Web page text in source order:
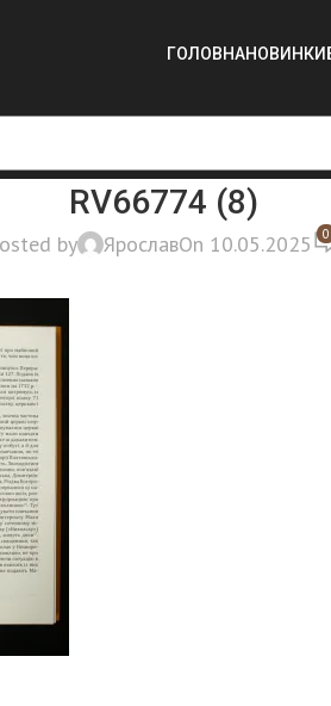
ГОЛОВНАНОВИНКИ
RV66774 (8)
by ЯрославOn 10.05.2025 0